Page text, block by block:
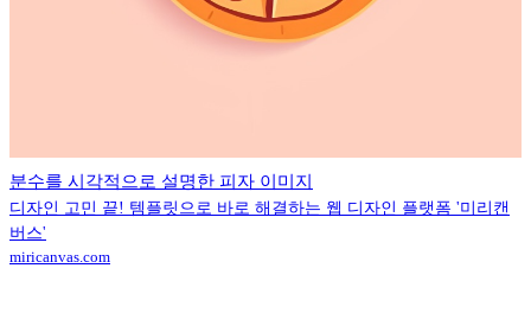
분수를 시각적으로 설명한 피자 이미지
디자인 고민 끝! 템플릿으로 바로 해결하는 웹 디자인 플랫폼 '미리캔
버스'
miricanvas.com